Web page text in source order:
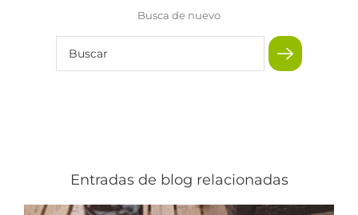
Busca de nuevo
Entradas de blog relacionadas